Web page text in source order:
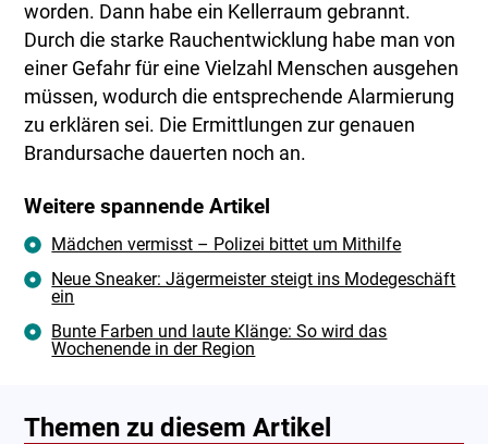
worden. Dann habe ein Kellerraum gebrannt.
Durch die starke Rauchentwicklung habe man von
einer Gefahr für eine Vielzahl Menschen ausgehen
müssen, wodurch die entsprechende Alarmierung
zu erklären sei. Die Ermittlungen zur genauen
Brandursache dauerten noch an.
Weitere spannende Artikel
Mädchen vermisst – Polizei bittet um Mithilfe
Neue Sneaker: Jägermeister steigt ins Modegeschäft
ein
Bunte Farben und laute Klänge: So wird das
Wochenende in der Region
Themen zu diesem Artikel